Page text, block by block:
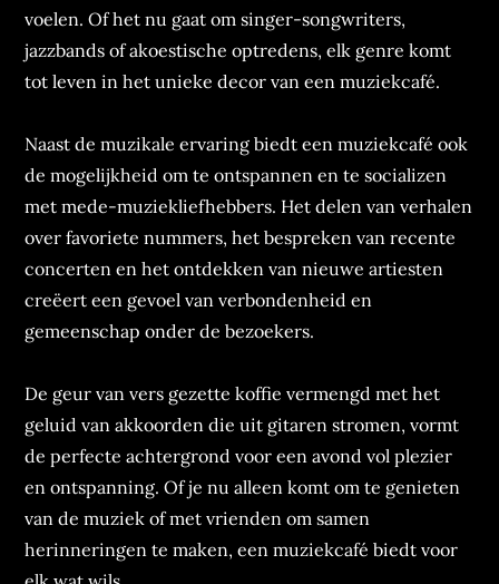
voelen. Of het nu gaat om singer-songwriters,
jazzbands of akoestische optredens, elk genre komt
tot leven in het unieke decor van een muziekcafé.
Naast de muzikale ervaring biedt een muziekcafé ook
de mogelijkheid om te ontspannen en te socializen
met mede-muziekliefhebbers. Het delen van verhalen
over favoriete nummers, het bespreken van recente
concerten en het ontdekken van nieuwe artiesten
creëert een gevoel van verbondenheid en
gemeenschap onder de bezoekers.
De geur van vers gezette koffie vermengd met het
geluid van akkoorden die uit gitaren stromen, vormt
de perfecte achtergrond voor een avond vol plezier
en ontspanning. Of je nu alleen komt om te genieten
van de muziek of met vrienden om samen
herinneringen te maken, een muziekcafé biedt voor